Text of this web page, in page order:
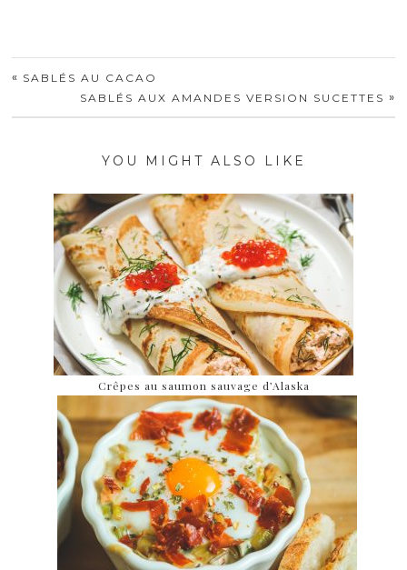
« SABLÉS AU CACAO
SABLÉS AUX AMANDES VERSION SUCETTES »
YOU MIGHT ALSO LIKE
Crêpes au saumon sauvage d’Alaska